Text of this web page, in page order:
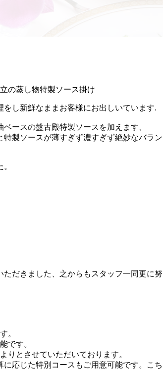
の蒸し物特製ソース掛け
し新鮮なままお客様にお出しいています.
ースの盤古殿特製ソースを加えます、
製ソースが薄すぎず濃すぎず絶妙なバラ
だきました、之からもスタッフ一同更に
。
です。
りとさせていただいております。
応じた特別コースもご用意可能です。こ